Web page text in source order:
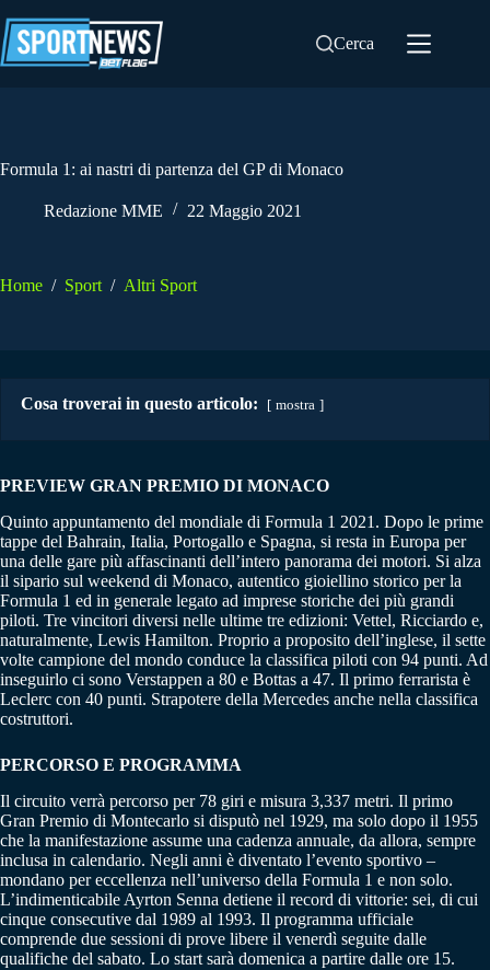
al
contenuto
Cerca
Formula 1: ai nastri di partenza del GP di Monaco
Redazione MME 22 Maggio 2021
Home / Sport / Altri Sport
Cosa troverai in questo articolo: mostra
PREVIEW GRAN PREMIO DI MONACO
Quinto appuntamento del mondiale di Formula 1 2021. Dopo le prime
tappe del Bahrain, Italia, Portogallo e Spagna, si resta in Europa per
una delle gare più affascinanti dell’intero panorama dei motori. Si alza
il sipario sul weekend di Monaco, autentico gioiellino storico per la
Formula 1 ed in generale legato ad imprese storiche dei più grandi
piloti. Tre vincitori diversi nelle ultime tre edizioni: Vettel, Ricciardo e,
naturalmente, Lewis Hamilton. Proprio a proposito dell’inglese, il sette
volte campione del mondo conduce la classifica piloti con 94 punti. Ad
inseguirlo ci sono Verstappen a 80 e Bottas a 47. Il primo ferrarista è
Leclerc con 40 punti. Strapotere della Mercedes anche nella classifica
costruttori.
PERCORSO E PROGRAMMA
Il circuito verrà percorso per 78 giri e misura 3,337 metri. Il primo
Gran Premio di Montecarlo si disputò nel 1929, ma solo dopo il 1955
che la manifestazione assume una cadenza annuale, da allora, sempre
inclusa in calendario. Negli anni è diventato l’evento sportivo –
mondano per eccellenza nell’universo della Formula 1 e non solo.
L’indimenticabile Ayrton Senna detiene il record di vittorie: sei, di cui
cinque consecutive dal 1989 al 1993. Il programma ufficiale
comprende due sessioni di prove libere il venerdì seguite dalle
qualifiche del sabato. Lo start sarà domenica a partire dalle ore 15.